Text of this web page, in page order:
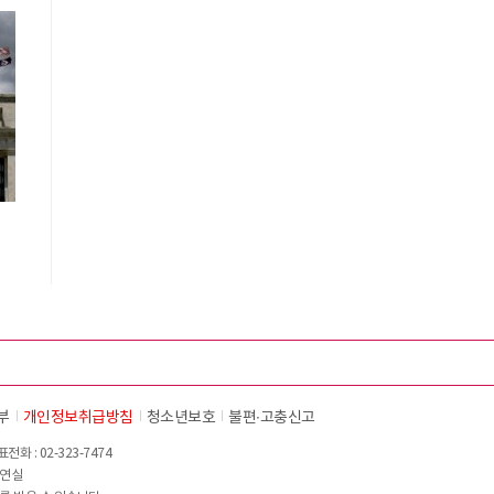
개인정보취급방침 청소년보호 불편∙고충신고
전화 : 02-323-7474
실